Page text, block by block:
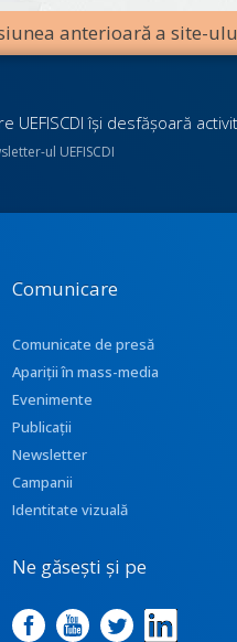
anterioară a site-
îşi desfăşoară
ul UEFISCDI
Comunicare
Comunicate de presă
Apariţii în mass-media
Evenimente
Publicații
Newsletter
Campanii
Identitate vizuală
Ne găsești și pe